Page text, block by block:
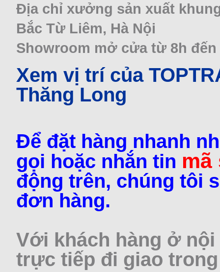
Địa chỉ xưởng sản xuất
Bắc Từ Liêm, Hà Nội
Showroom mở cửa từ 8h
Xem vị trí của
Thăng Long
Để đặt hàng nhanh
gọi hoặc nhắn tin
động trên, chúng tôi
đơn hàng.
Với khách hàng ở
trực tiếp đi giao trong